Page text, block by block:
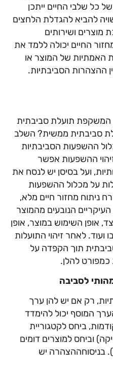
כל שלבי החיים ייתכן
להביא להגדלת הלחצים
ושירותים
החיים יכולה ללמד את
האמתיות של המוצר או
ההצהרות הסביבתיות.
המשקפת תועלת סביבתית
סביבתית ממשית? השלב
ההשפעות הסביבתיות
ההשפעות אפשר
ועל בסיסן יש לנסח את
על מכלול ההשפעות
ניתוח מחזור חיים מלא,
הנובעים מהמוצר
אופן השימוש במוצר, אופן
ועוד. לאחר זיהוי התועלות
תוך הקפדה על
כמפורט להלן.
לסביבה
רק אם יש להן ערך
המוסף יכול להימדד
ביחס לקטגוריית
וביחס למוצרים דומים
בניסוחההצהרה יש